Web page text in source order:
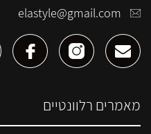
מאמרים רלוונטיים
elastyle@gmail.com